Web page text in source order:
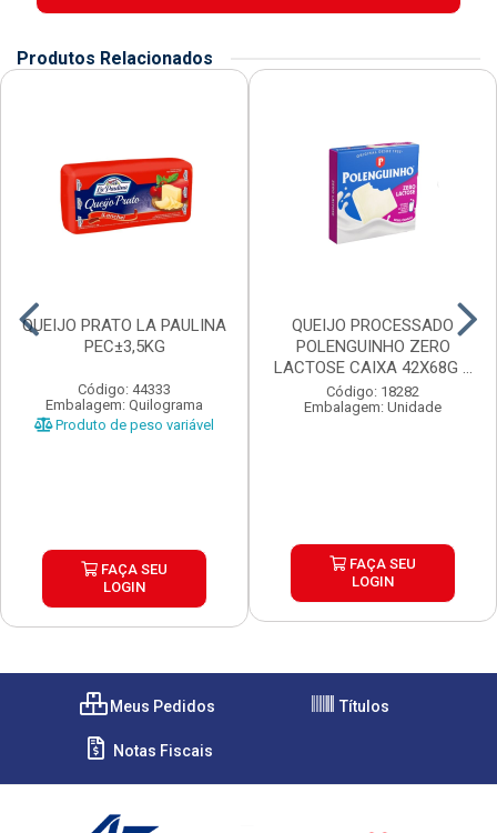
Produtos Relacionados
QUEIJO PRATO LA PAULINA
PEC±3,5KG
Código: 44333
Embalagem: Quilograma
Produto de peso variável
FAÇA SEU
LOGIN
QUEIJO PROCESSADO
POLENGUINHO ZERO
LACTOSE CAIXA 42X68G 4
UN...
Código: 18282
Embalagem: Unidade
FAÇA SEU
LOGIN
Meus Pedidos Títulos
Notas Fiscais